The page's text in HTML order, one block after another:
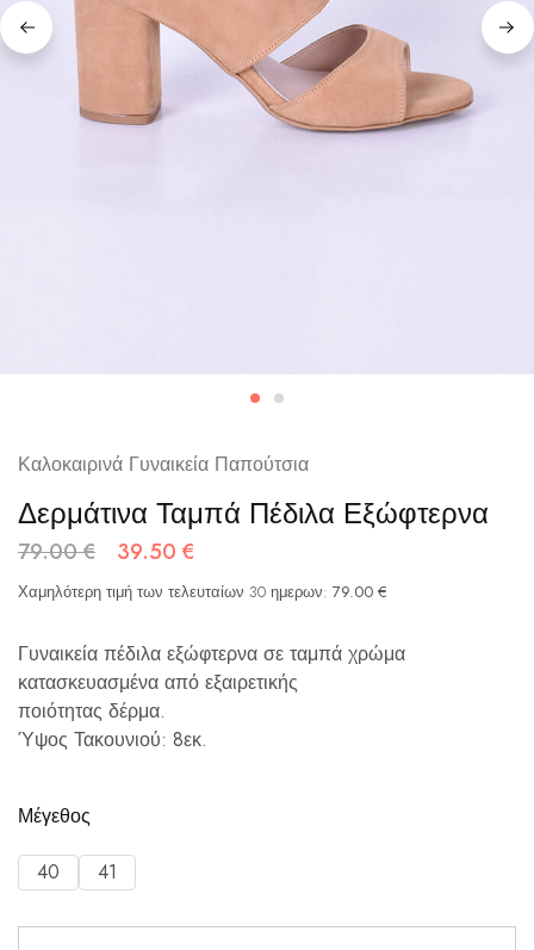
Καλοκαιρινά Γυναικεία Παπούτσια
Δερμάτινα Ταμπά Πέδιλα Εξώφτερνα
79.00€ 39.50 €
Χαμηλότερη τιμή των τελευταίων 30 ημερων: 79.00 €
Γυναικεία πέδιλα εξώφτερνα σε ταμπά χρώμα
κατασκευασμένα από εξαιρετικής
ποιότητας δέρμα.
Ύψος Τακουνιού: 8εκ.
Μέγεθος
40 41